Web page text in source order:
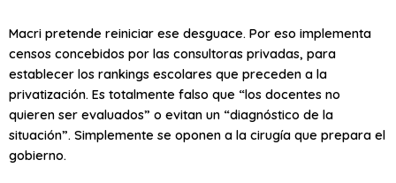
Macri pretende reiniciar ese desguace. Por eso implementa
censos concebidos por las consultoras privadas, para
establecer los rankings escolares que preceden a la
privatización. Es totalmente falso que “los docentes no
quieren ser evaluados” o evitan un “diagnóstico de la
situación”. Simplemente se oponen a la cirugía que prepara el
gobierno.